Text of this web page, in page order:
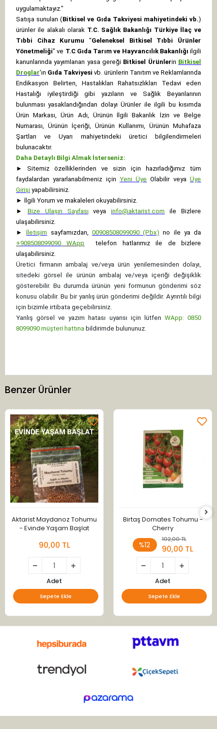
uygulamaktayız."
Satışa sunulan (Bitkisel ve Gıda Takviyesi mahiyetindeki vb.)
ürünler ile alakalı olarak T.C. Sağlık Bakanlığı Türkiye İlaç ve
Tıbbi Cihaz Kurumu "Geleneksel Bitkisel Tıbbi Ürünler
Yönetmeliği" ve T.C Gıda Tarım ve Hayvancılık Bakanlığı ilgili
kanunlarında yayımlanan yasa gereği Bitkisel Ürünlerin Bitkisel
Droglar'ın Gıda Takviyesi vb. ürünlerin Tanıtım ve Reklamlarında
Endikasyon Belirten, Hastalıkları Rahatsızlıkları Tedavi eden
Hastalığı iyileştirdiği gibi yazıların ve Sağlık Beyanlarının
bulunması yasaklandığından dolayı Ürünler ile ilgili bu kısımda
Ürün Markası, Ürün Adı, Ürünün İlgili Bakanlık İzin ve Belge
Numarası, Ürünün İçeriği, Ürünün Kullanımı, Ürünün Muhafaza
Şartları ve Uyarı mahiyetindeki üretici bilgilendirmeleri
bulunacaktır.
Daha Detaylı Bilgi Almak İsterseniz:
►
Sitemiz özelliklerinden ve sizin için hazırladığımız tüm
faydalardan yararlanabilmeniz için Yeni Üye Olabilir veyaÜye
Girişi yapabilirsiniz.
► İlgili Yorum ve makaleleri okuyabilirsiniz.
►
Bize Ulaşın Sayfası veya info@aktarist.com
ile Bizlere
ulaşabilirsiniz.
►
İletişim sayfamızdan, 00908508099090 (Pbx) no ile ya da
+908508099090 WApp
telefon hatlarımız ile de bizlere
ulaşabilirsiniz.
Üretici firmanın ambalaj ve/veya ürün yenilemesinden dolayı,
sitedeki görsel ile ürünün ambalaj ve/veya içeriği değişiklik
gösterebilir. Bu durumda ürünün yeni formunun gönderimi söz
konusu olabilir. Bu bir yanlış ürün gönderimi değildir. Ayrıntılı bilgi
için bizimle irtibata geçebilirsiniz.
Yanlış görsel ve yazım hatası uyarısı için lütfen WApp: 0850
8099090 müşteri hattına bildirimde bulununuz.
Benzer Ürünler
Aktarist Maydanoz Tohumu
- Evinde Yaşam Başlat
90,00 TL
Adet
Sepete Ekle
Birtaş Domates Tohumu -
Cherry
%12
102,00 TL
90,00 TL
Adet
Sepete Ekle